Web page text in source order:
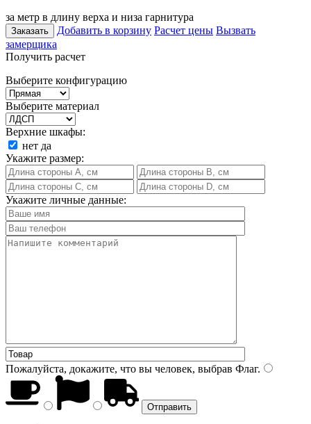
за метр в длину верха и низа гарнитура
Заказать Добавить в корзину Расчет цены Вызвать
замерщика
Получить расчет
Выберите конфигурацию
Выберите материал
Верхние шкафы:
нет да
Укажите размер:
Укажите личные данные:
Пожалуйста, докажите, что вы человек, выбрав Флаг.